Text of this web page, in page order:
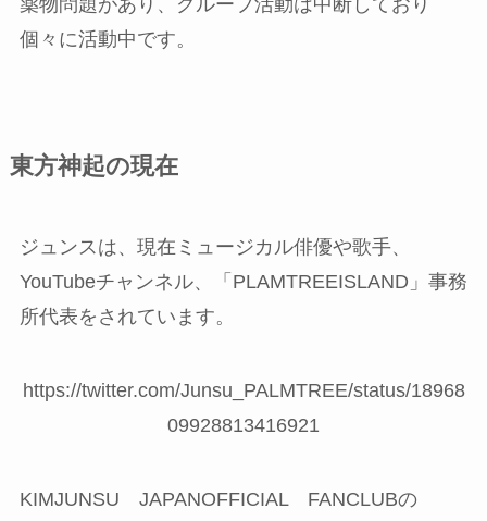
薬物問題があり、グループ活動は中断しており
個々に活動中です。
東方神起の現在
ジュンスは、現在ミュージカル俳優や歌手、
YouTubeチャンネル、「PLAMTREEISLAND」事務
所代表をされています。
https://twitter.com/Junsu_PALMTREE/status/18968
09928813416921
KIMJUNSU JAPANOFFICIAL FANCLUBの